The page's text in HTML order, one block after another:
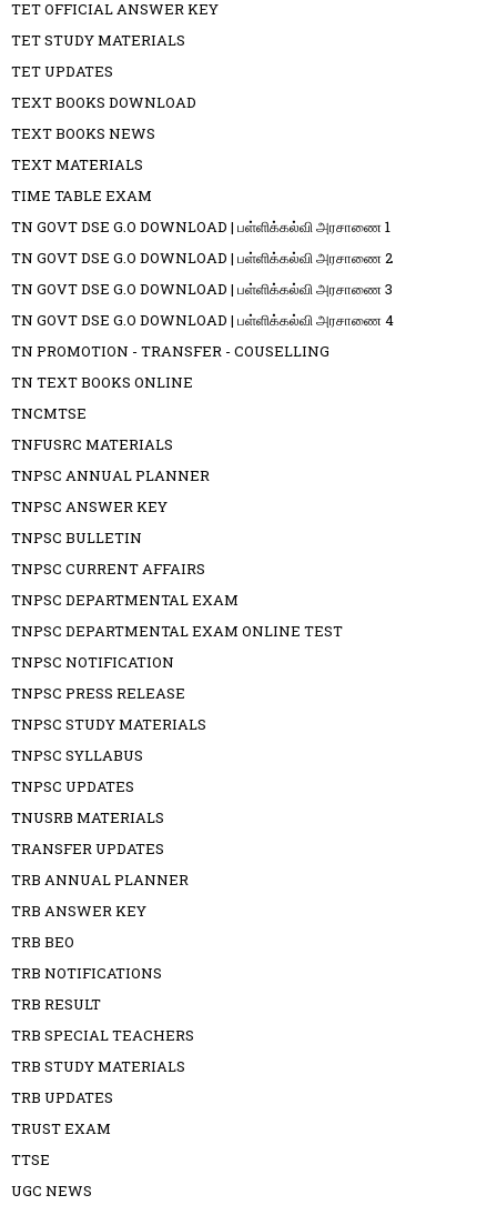
TET OFFICIAL ANSWER KEY
TET STUDY MATERIALS
TET UPDATES
TEXT BOOKS DOWNLOAD
TEXT BOOKS NEWS
TEXT MATERIALS
TIME TABLE EXAM
TN GOVT DSE G.O DOWNLOAD | பள்ளிக்கல்வி அரசாணை 1
TN GOVT DSE G.O DOWNLOAD | பள்ளிக்கல்வி அரசாணை 2
TN GOVT DSE G.O DOWNLOAD | பள்ளிக்கல்வி அரசாணை 3
TN GOVT DSE G.O DOWNLOAD | பள்ளிக்கல்வி அரசாணை 4
TN PROMOTION - TRANSFER - COUSELLING
TN TEXT BOOKS ONLINE
TNCMTSE
TNFUSRC MATERIALS
TNPSC ANNUAL PLANNER
TNPSC ANSWER KEY
TNPSC BULLETIN
TNPSC CURRENT AFFAIRS
TNPSC DEPARTMENTAL EXAM
TNPSC DEPARTMENTAL EXAM ONLINE TEST
TNPSC NOTIFICATION
TNPSC PRESS RELEASE
TNPSC STUDY MATERIALS
TNPSC SYLLABUS
TNPSC UPDATES
TNUSRB MATERIALS
TRANSFER UPDATES
TRB ANNUAL PLANNER
TRB ANSWER KEY
TRB BEO
TRB NOTIFICATIONS
TRB RESULT
TRB SPECIAL TEACHERS
TRB STUDY MATERIALS
TRB UPDATES
TRUST EXAM
TTSE
UGC NEWS